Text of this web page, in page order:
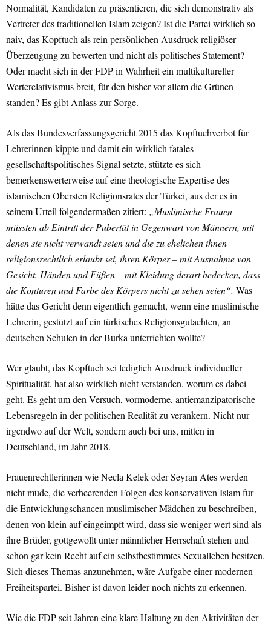
Normalität, Kandidaten zu präsentieren, die sich demonstrativ als
Vertreter des traditionellen Islam zeigen? Ist die Partei wirklich so
naiv, das Kopftuch als rein persönlichen Ausdruck religiöser
Überzeugung zu bewerten und nicht als politisches Statement?
Oder macht sich in der FDP in Wahrheit ein multikultureller
Werterelativismus breit, für den bisher vor allem die Grünen
standen? Es gibt Anlass zur Sorge.
Als das Bundesverfassungsgericht 2015 das Kopftuchverbot für
Lehrerinnen kippte und damit ein wirklich fatales
gesellschaftspolitisches Signal setzte, stützte es sich
bemerkenswerterweise auf eine theologische Expertise des
islamischen Obersten Religionsrates der Türkei, aus der es in
seinem Urteil folgendermaßen zitiert: „Muslimische Frauen
müssten ab Eintritt der Pubertät in Gegenwart von Männern, mit
denen sie nicht verwandt seien und die zu ehelichen ihnen
religionsrechtlich erlaubt sei, ihren Körper – mit Ausnahme von
Gesicht, Händen und Füßen – mit Kleidung derart bedecken, dass
die Konturen und Farbe des Körpers nicht zu sehen seien“. Was
hätte das Gericht denn eigentlich gemacht, wenn eine muslimische
Lehrerin, gestützt auf ein türkisches Religionsgutachten, an
deutschen Schulen in der Burka unterrichten wollte?
Wer glaubt, das Kopftuch sei lediglich Ausdruck individueller
Spiritualität, hat also wirklich nicht verstanden, worum es dabei
geht. Es geht um den Versuch, vormoderne, antiemanzipatorische
Lebensregeln in der politischen Realität zu verankern. Nicht nur
irgendwo auf der Welt, sondern auch bei uns, mitten in
Deutschland, im Jahr 2018.
Frauenrechtlerinnen wie Necla Kelek oder Seyran Ates werden
nicht müde, die verheerenden Folgen des konservativen Islam für
die Entwicklungschancen muslimischer Mädchen zu beschreiben,
denen von klein auf eingeimpft wird, dass sie weniger wert sind als
ihre Brüder, gottgewollt unter männlicher Herrschaft stehen und
schon gar kein Recht auf ein selbstbestimmtes Sexualleben besitzen.
Sich dieses Themas anzunehmen, wäre Aufgabe einer modernen
Freiheitspartei. Bisher ist davon leider noch nichts zu erkennen.
Wie die FDP seit Jahren eine klare Haltung zu den Aktivitäten der